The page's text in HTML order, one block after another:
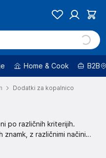
Home & Cook B2B
Dodatki za kopalnico
po različnih kriterijih.
znamk, z različnimi načini